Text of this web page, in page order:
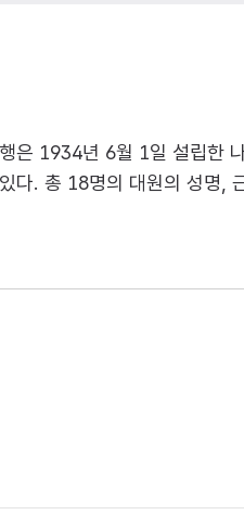
은 1934년 6월 1일 설립한
다. 총 18명의 대원의 성명,